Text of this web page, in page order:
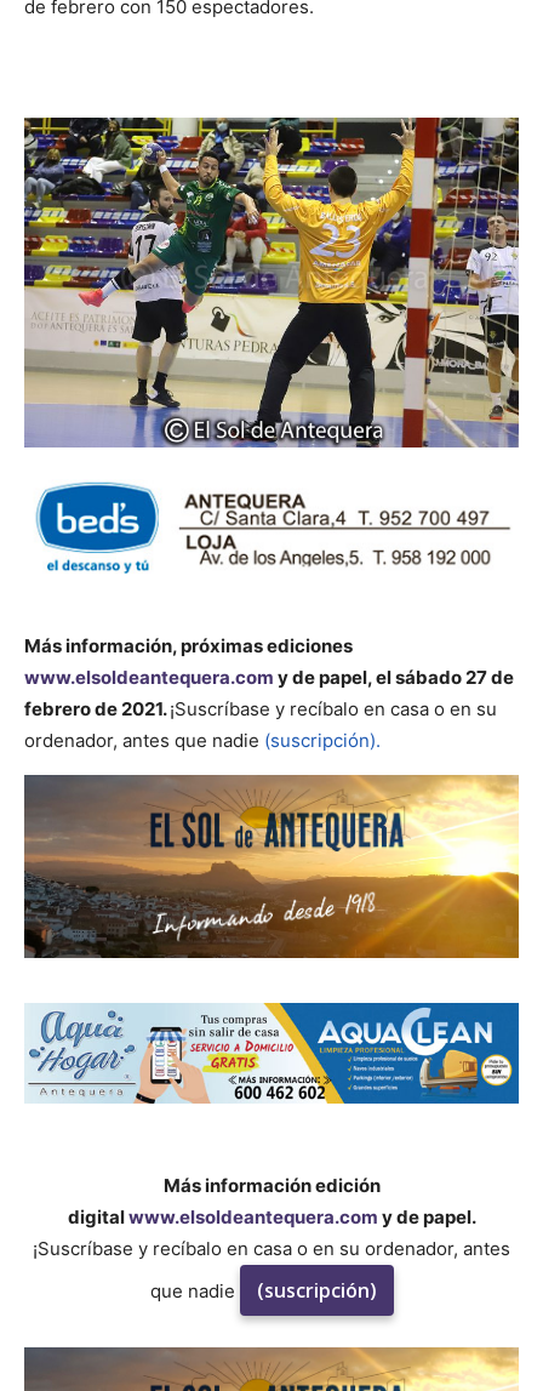
de febrero con 150 espectadores.
Más información, próximas ediciones
www.elsoldeantequera.com y de papel, el sábado 27 de
febrero de 2021.¡Suscríbase y recíbalo en casa o en su
ordenador, antes que nadie (suscripción).
Más información edición
digitalwww.elsoldeantequera.com y de papel.
¡Suscríbase y recíbalo en casa o en su ordenador, antes
que nadie
(suscripción)